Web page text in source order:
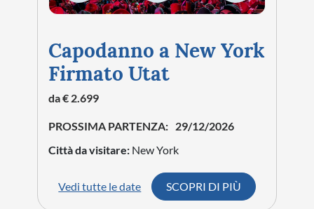
Capodanno a New York
Firmato Utat
da € 2.699
PROSSIMA PARTENZA: 29/12/2026
Città da visitare: New York
Vedi tutte le date SCOPRI DI PIÙ